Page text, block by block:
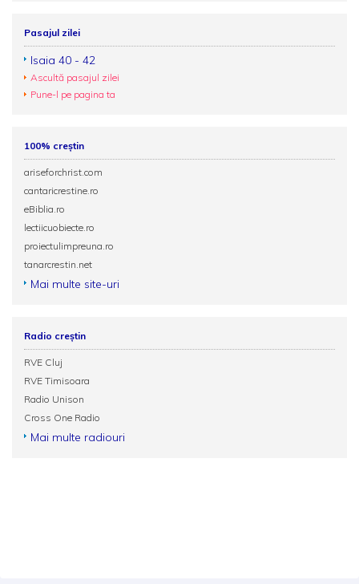
Pasajul zilei
Isaia 40 - 42
Ascultă pasajul zilei
Pune-l pe pagina ta
100% creștin
ariseforchrist.com
cantaricrestine.ro
eBiblia.ro
lectiicuobiecte.ro
proiectulimpreuna.ro
tanarcrestin.net
Mai multe site-uri
Radio creștin
RVE Cluj
RVE Timisoara
Radio Unison
Cross One Radio
Mai multe radiouri